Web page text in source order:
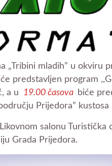
„Tribini mladih” u okviru
predstavljen program
a u
19.00 časova biće
Prijedora”
salonu Turistička
Grada Prijedora.